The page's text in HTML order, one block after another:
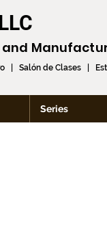
| Salón de Clases |
Series